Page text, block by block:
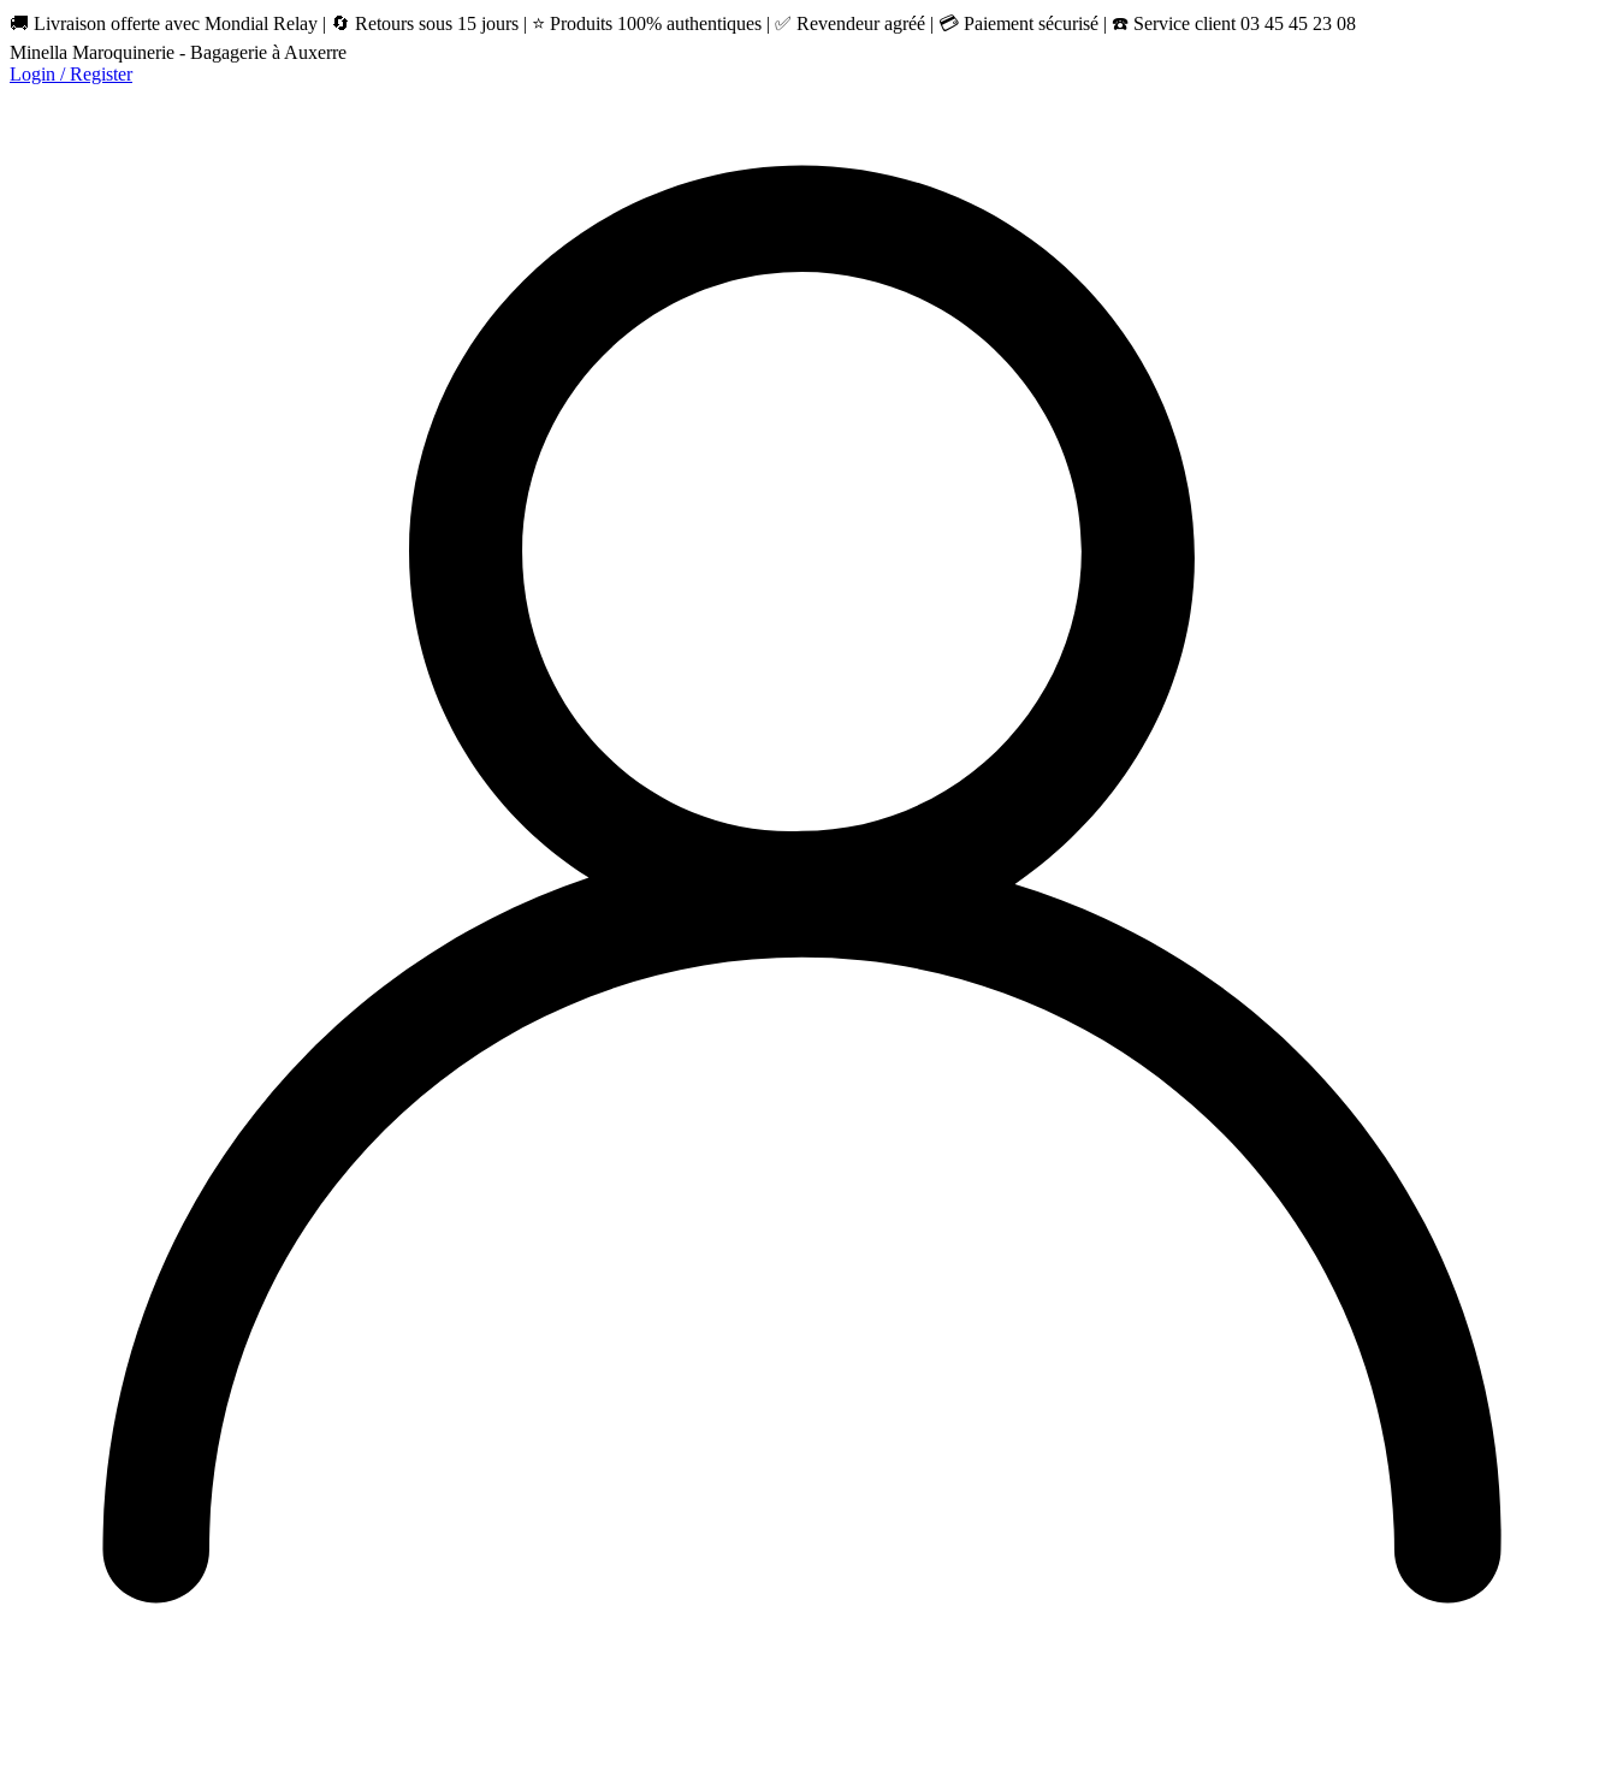
🚚 Livraison offerte avec Mondial Relay | 🔄 Retours sous 15 jours | ⭐ Produits 100% authentiques | ✅ Revendeur agréé | 💳 Paiement sécurisé | ☎️ Service client 03 45 45 23 08
Minella Maroquinerie - Bagagerie à Auxerre
Login / Register